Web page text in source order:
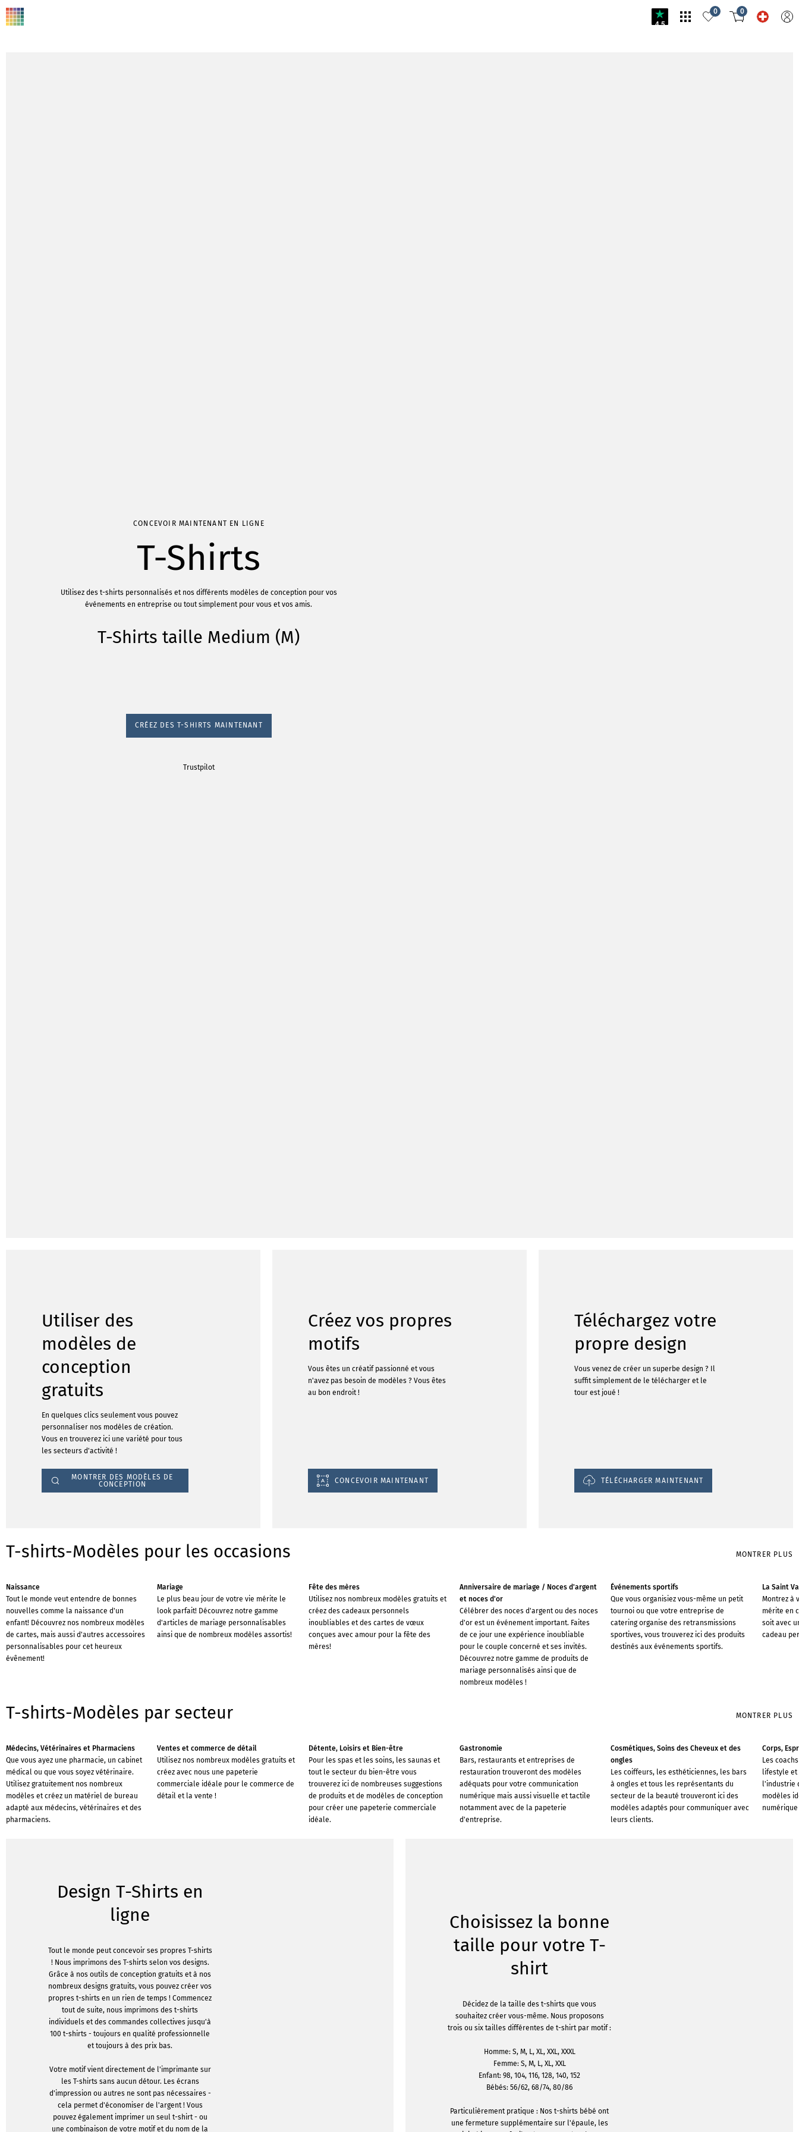
4.5
0 0
CONCEVOIR MAINTENANT EN LIGNE
T-Shirts
Utilisez des t-shirts personnalisés et nos différents modèles de conception pour vos
événements en entreprise ou tout simplement pour vous et vos amis.
T-Shirts taille Medium (M)
CRÉEZ DES T-SHIRTS MAINTENANT
Trustpilot
Utiliser des
modèles de
conception
gratuits
En quelques clics seulement vous pouvez
personnaliser nos modèles de création.
Vous en trouverez ici une variété pour tous
les secteurs d'activité !
MONTRER DES MODÈLES DE
CONCEPTION
Créez vos propres
motifs
Vous êtes un créatif passionné et vous
n'avez pas besoin de modèles ? Vous êtes
au bon endroit !
CONCEVOIR MAINTENANT
Téléchargez votre
propre design
Vous venez de créer un superbe design ? Il
suffit simplement de le télécharger et le
tour est joué !
TÉLÉCHARGER MAINTENANT
T-shirts-Modèles pour les occasions MONTRER PLUS
Naissance
Tout le monde veut entendre de bonnes
nouvelles comme la naissance d'un
enfant! Découvrez nos nombreux modèles
de cartes, mais aussi d'autres accessoires
personnalisables pour cet heureux
évênement!
Mariage
Le plus beau jour de votre vie mérite le
look parfait! Découvrez notre gamme
d'articles de mariage personnalisables
ainsi que de nombreux modèles assortis!
Fête des mères
Utilisez nos nombreux modèles gratuits et
créez des cadeaux personnels
inoubliables et des cartes de vœux
conçues avec amour pour la fête des
mères!
Anniversaire de mariage / Noces d'argent
et noces d'or
Célébrer des noces d'argent ou des noces
d'or est un événement important. Faites
de ce jour une expérience inoubliable
pour le couple concerné et ses invités.
Découvrez notre gamme de produits de
mariage personnalisés ainsi que de
nombreux modèles !
Événements sportifs
Que vous organisiez vous-même un petit
tournoi ou que votre entreprise de
catering organise des retransmissions
sportives, vous trouverez ici des produits
destinés aux événements sportifs.
La Saint
Montrez à
mérite en
soit avec
cadeau
T-shirts-Modèles par secteur MONTRER PLUS
Médecins, Vétérinaires et Pharmaciens
Que vous ayez une pharmacie, un cabinet
médical ou que vous soyez vétérinaire.
Utilisez gratuitement nos nombreux
modèles et créez un matériel de bureau
adapté aux médecins, vétérinaires et des
pharmaciens.
Ventes et commerce de détail
Utilisez nos nombreux modèles gratuits et
créez avec nous une papeterie
commerciale idéale pour le commerce de
détail et la vente !
Détente, Loisirs et Bien-être
Pour les spas et les soins, les saunas et
tout le secteur du bien-être vous
trouverez ici de nombreuses suggestions
de produits et de modèles de conception
pour créer une papeterie commerciale
idéale.
Gastronomie
Bars, restaurants et entreprises de
restauration trouveront des modèles
adéquats pour votre communication
numérique mais aussi visuelle et tactile
notamment avec de la papeterie
d'entreprise.
Cosmétiques, Soins des Cheveux et des
ongles
Les coiffeurs, les esthéticiennes, les bars
à ongles et tous les représentants du
secteur de la beauté trouveront ici des
modèles adaptés pour communiquer avec
leurs clients.
Corps,
Les
lifestyle et
l'industrie
modèles
Design T-Shirts en
ligne
Tout le monde peut concevoir ses propres T-shirts
! Nous imprimons des T-shirts selon vos designs.
Grâce à nos outils de conception gratuits et à nos
nombreux designs gratuits, vous pouvez créer vos
propres t-shirts en un rien de temps ! Commencez
tout de suite, nous imprimons des t-shirts
individuels et des commandes collectives jusqu'à
100 t-shirts - toujours en qualité professionnelle
et toujours à des prix bas.
Votre motif vient directement de l'imprimante sur
les T-shirts sans aucun détour. Les écrans
d'impression ou autres ne sont pas nécessaires -
cela permet d'économiser de l'argent ! Vous
pouvez également imprimer un seul t-shirt - ou
une combinaison de votre motif et du nom de la
Choisissez la bonne
taille pour votre T-
shirt
Décidez de la taille des t-shirts que vous
souhaitez créer vous-même. Nous proposons
trois ou six tailles différentes de t-shirt par motif :
Homme: S, M, L, XL, XXL, XXXL
Femme: S, M, L, XL, XXL
Enfant: 98, 104, 116, 128, 140, 152
Bébés: 56/62, 68/74, 80/86
Particulièrement pratique : Nos t-shirts bébé ont
une fermeture supplémentaire sur l'épaule, les